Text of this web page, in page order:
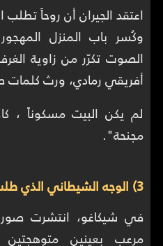
اعتقد الجيران أن روحاً
وكُسر باب المنزل
الصوت تكرّر من زاوية
أفريقي رمادي، ورث كلمات
لم يكن البيت مسكوناً ،
مجنحة".
3) الوجه الشيطاني الذي طلب بيتزا
في شيكاغو، انتشرت
مرعب بعينين